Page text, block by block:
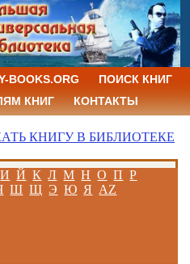
ПОИСК КНИГ
КНИГ
КОНТАКТЫ
КНИГУ В БИБЛИОТЕКЕ
И Й К Л М Н О П Р
Ш Щ Э Ю Я AZ